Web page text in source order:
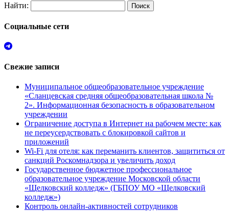
Найти:
Социальные сети
Свежие записи
Муниципальное общеобразовательное учреждение
«Сланцевская средняя общеобразовательная школа №
2». Информационная безопасность в образовательном
учреждении
Ограничение доступа в Интернет на рабочем месте: как
не переусердствовать с блокировкой сайтов и
приложений
Wi-Fi для отеля: как переманить клиентов, защититься от
санкций Роскомнадзора и увеличить доход
Государственное бюджетное профессиональное
образовательное учреждение Московской области
«Щелковский колледж» (ГБПОУ МО «Щелковский
колледж»)
Контроль онлайн-активностей сотрудников